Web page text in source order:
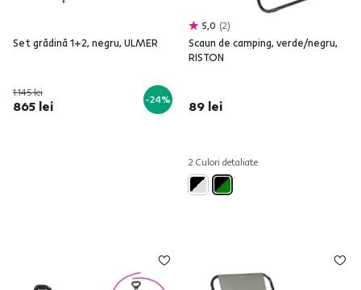
Set grădină 1+2, negru, ULMER
1.145 lei
865 lei -24%
5,0 2
Scaun de camping, verde/negru,
RISTON
89 lei
2 Culori detaliate